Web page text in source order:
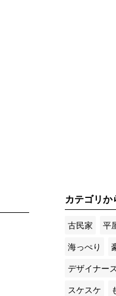
カテゴリ
古民家 平
海っぺり
デザイナー
スケスケ